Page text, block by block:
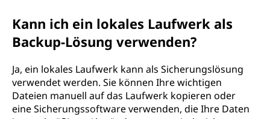
Kann ich ein lokales Laufwerk als
Backup-Lösung verwenden?
Ja, ein lokales Laufwerk kann als Sicherungslösung
verwendet werden. Sie können Ihre wichtigen
Dateien manuell auf das Laufwerk kopieren oder
eine Sicherungssoftware verwenden, die Ihre Daten